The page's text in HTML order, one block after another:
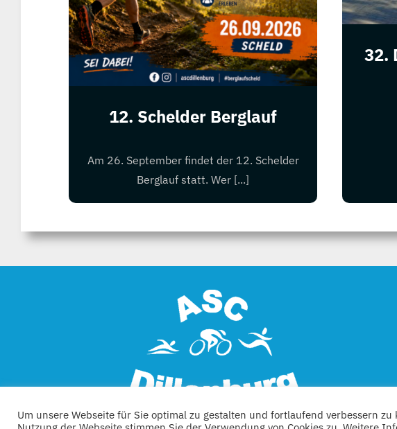
12. Schelder Berglauf
Am 26. September findet der 12. Schelder
Berglauf statt. Wer [...]
32.
Um unsere Webseite für Sie optimal zu gestalten und fortlaufend verbessern